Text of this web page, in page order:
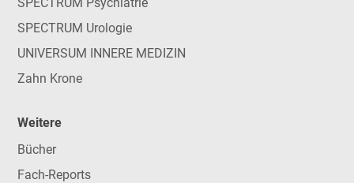
SPECTRUM Urologie
UNIVERSUM INNERE MEDIZIN
Zahn Krone
Weitere
Bücher
Fach-Reports